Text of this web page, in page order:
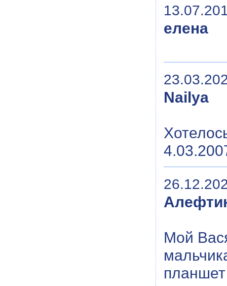
елена
Nailya
Мой